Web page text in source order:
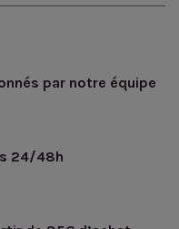
par notre équipe
24/48h